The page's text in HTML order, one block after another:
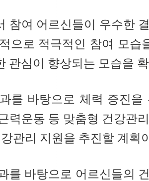
참여 어르신들이 우수한
으로 적극적인 참여 모습
관심이 향상되는 모습을
를 바탕으로 체력 증진
력운동 등 맞춤형 건강관
관리 지원을 추진할 계획
를 바탕으로 어르신들의